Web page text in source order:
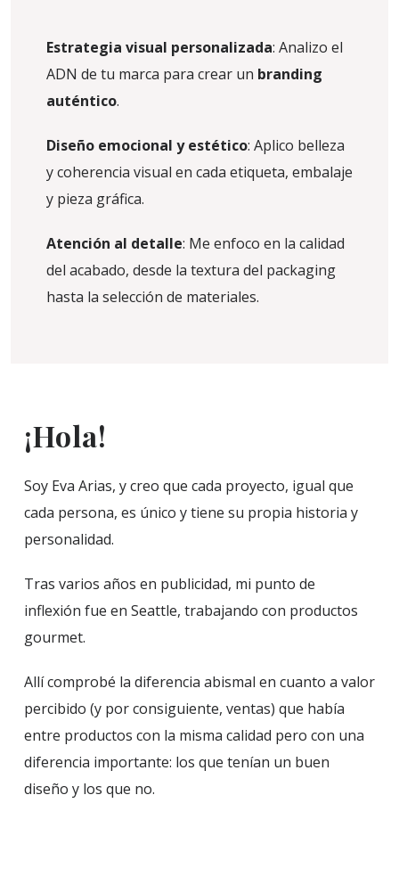
Estrategia visual personalizada: Analizo el
ADN de tu marca para crear un branding
auténtico.
Diseño emocional y estético: Aplico belleza
y coherencia visual en cada etiqueta, embalaje
y pieza gráfica.
Atención al detalle: Me enfoco en la calidad
del acabado, desde la textura del packaging
hasta la selección de materiales.
¡Hola!
Soy Eva Arias, y creo que cada proyecto, igual que
cada persona, es único y tiene su propia historia y
personalidad.
Tras varios años en publicidad, mi punto de
inflexión fue en Seattle, trabajando con productos
gourmet.
Allí comprobé la diferencia abismal en cuanto a valor
percibido (y por consiguiente, ventas) que había
entre productos con la misma calidad pero con una
diferencia importante: los que tenían un buen
diseño y los que no.